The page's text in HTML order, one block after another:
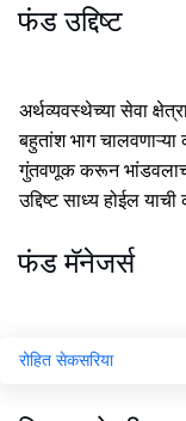
फंड उद्दिष्ट
अर्थव्यवस्थेच्या सेवा
बहुतांश भाग चालवणाऱ्या
गुंतवणूक करून
उद्दिष्ट साध्य होईल
फंड मॅनेजर्स
रोहित सेकसरिया